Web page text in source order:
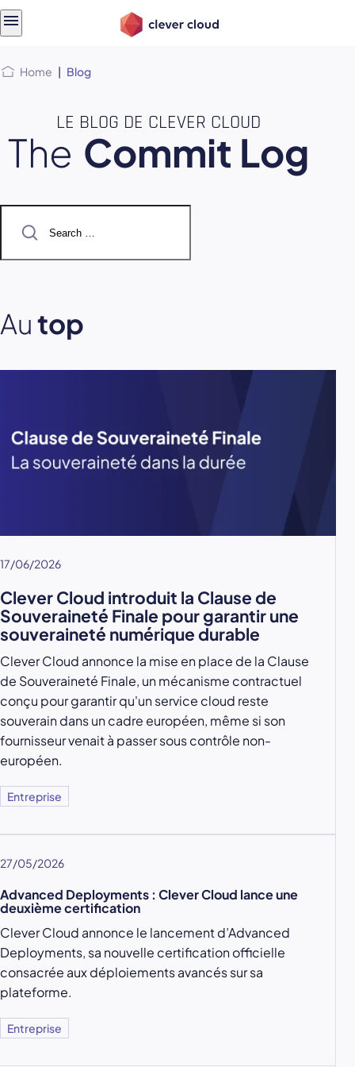
Home | Blog
LE BLOG DE CLEVER CLOUD
The Commit Log
for:
Autop
17/06/2026
Clever Cloud introduit la Clause de
Souveraineté Finale pour garantir une
souveraineté numérique durable
Clever Cloud annonce la mise en place de la Clause
de Souveraineté Finale, un mécanisme contractuel
conçu pour garantir qu'un service cloud reste
souverain dans un cadre européen, même si son
fournisseur venait à passer sous contrôle non-
européen.
Entreprise
27/05/2026
Advanced Deployments : Clever Cloud lance une
deuxième certification
Clever Cloud annonce le lancement d’Advanced
Deployments, sa nouvelle certification officielle
consacrée aux déploiements avancés sur sa
plateforme.
Entreprise